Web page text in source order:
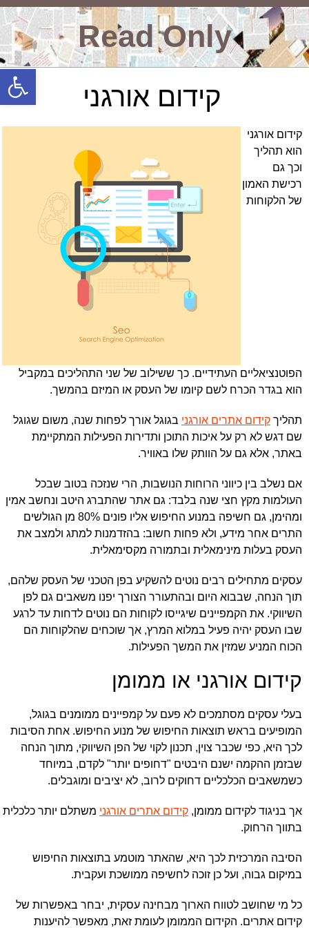
פתח
Read Only
קידום אורגני
קידום אורגני
הוא תהליך
וכך גם
רכישת האמון
של הלקוחות
הפוטנציאליים העתידיים. כך ששילוב של שני התהליכים במקביל
הוא בגדר הכרח לשם קיומו של העסק או המיזם בהמשך.
תהליך קידום אתרים אורגני בגוגל אורך לפחות שנה, משום שגוגל
שם דגש לא רק על איכות התוכן ותדירות הפעילות המתקיימת
באתר, אלא גם על הוותק שלו באוויר.
אם נשלב בין כיווני הרוחות הנושבות, הרי שנזכה בטוב שבכל
העולמות מקץ חצי שנה בלבד: גם אתר שהתברג היטב ונחשב אמין
ומהימן, גם חשיפה במנוע החיפוש אליו פונים 80% מן הגולשים
התרים אחר מידע, ולא פחות חשוב: בהזדמנות למתג ולמצב את
העסק בעלות מינימאלית ובתמורה מקסימאלית.
עסקים מתחילים רבים נוטים להשקיע בפן הטכני של העסק שלהם,
תוך הנחה, שבבוא היום ובהתעורר הצורך יפנו משאבים גם לפן
השיווקי. את הקמפיינים שיגייסו לקוחות הם נוטים לדחות עד לרגע
שבו העסק יהיה פעיל במלוא המרץ, אך שוכחים שהלקוחות הם
הכוח המניע שמזין את המשך הפעילות.
קידום אורגני או ממומן
בעלי עסקים מסתמכים לא פעם על קמפיינים ממומנים בגוגל,
המופיעים בראש תוצאות החיפוש של מנוע החיפוש. אחת הסיבות
לכך היא, כפי שכבר צוין, תכנון לקוי של הפן השיווקי, מתוך הנחה
שבזמן ההקמה ישנם היבטים "דחופים יותר" לקדם, במיוחד
כשמשאבים הכלכליים דחוקים לרוב, לא יציבים ומוגבלים.
אך בניגוד לקידום ממומן, קידום אתרים אורגני משתלם יותר כלכלית
בתווך הרחוק.
הסיבה המרכזית לכך היא, שהאתר מוטמע בתוצאות החיפוש
במיקום גבוה, ועל כן זוכה לחשיפה ממושכת ועקבית.
כל מי שחושב לטווח הארוך מבחינה עסקית, יבחר באפשרות של
קידום אתרים. הקידום הממומן לעומת זאת, מאפשר להיענות